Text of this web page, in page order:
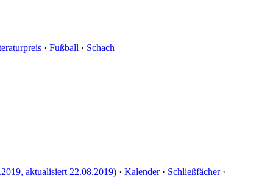
· Fußball · Schach
aktualisiert 22.08.2019) · Kalender· Schließfächer·